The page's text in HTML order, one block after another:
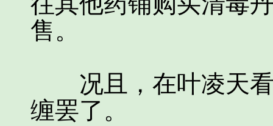
售。
况且，在叶凌天看
缠罢了。